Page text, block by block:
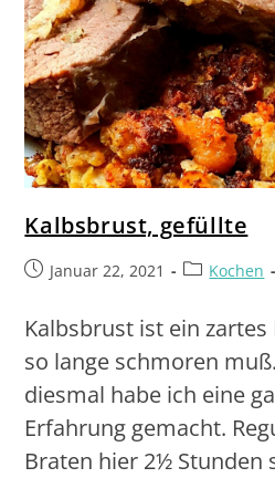
Kalbsbrust, gefüllte
Januar 22, 2021 Kochen
Kalbsbrust ist ein
so lange schmoren
diesmal habe ich eine
Erfahrung gemacht.
Braten hier 2½ Stunden